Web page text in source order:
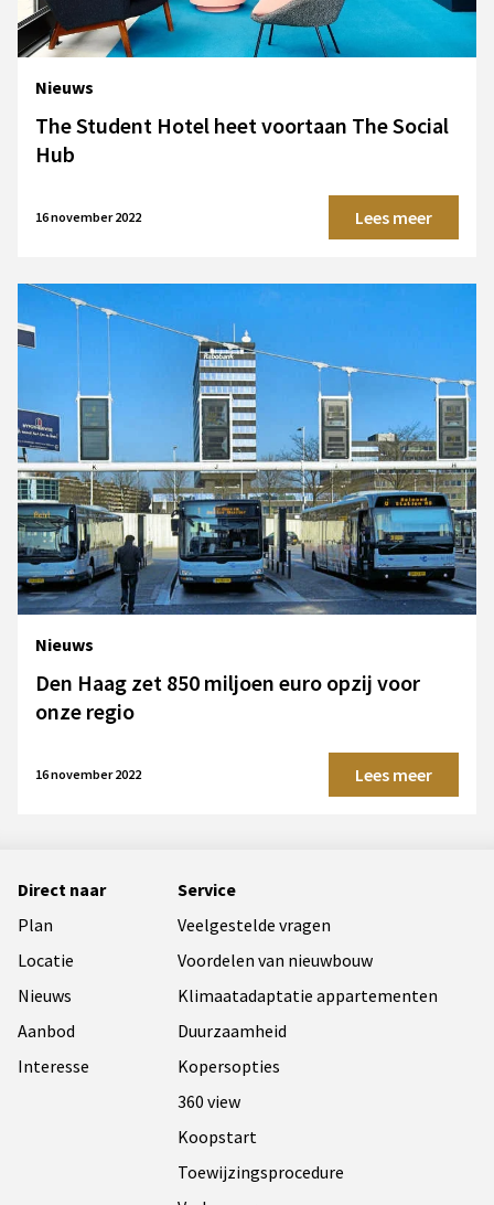
Nieuws
The Student Hotel heet voortaan The Social
Hub
16 november 2022 Lees meer
Nieuws
Den Haag zet 850 miljoen euro opzij voor
onze regio
16 november 2022 Lees meer
Direct naar
Plan
Locatie
Nieuws
Aanbod
Interesse
Service
Veelgestelde vragen
Voordelen van nieuwbouw
Klimaatadaptatie appartementen
Duurzaamheid
Kopersopties
360 view
Koopstart
Toewijzingsprocedure